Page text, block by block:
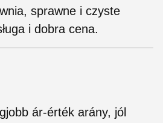
sprawne i czyste
i dobra cena.
ár-érték arány, jól